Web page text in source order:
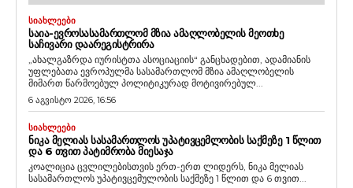
ᲡᲘᲐᲮᲚᲔᲔᲑᲘ
ᲡᲐᲘᲐ-ᲔᲕᲠᲝᲡᲐᲡᲐᲛᲐᲠᲗᲚᲝᲛ ᲛᲖᲘᲐ ᲐᲛᲐᲦᲚᲝᲑᲔᲚᲘᲡ ᲛᲔᲝᲗᲮᲔ
ᲡᲐᲩᲘᲕᲐᲠᲘ ᲓᲐᲐᲠᲔᲒᲘᲡᲢᲠᲘᲠᲐ
„ახალგაზრდა იურისტთა ასოციაციის“ განცხადებით, ადამიანის
უფლებათა ევროპულმა სასამართლომ მზია ამაღლობელის
მიმართ წარმოებულ პოლიტიკურად მოტივირებულ...
6 აგვისტო 2026, 16:56
ᲡᲘᲐᲮᲚᲔᲔᲑᲘ
ᲜᲘᲙᲐ ᲛᲔᲚᲘᲐᲡ ᲡᲐᲡᲐᲛᲐᲠᲗᲚᲝᲡ ᲣᲞᲐᲢᲘᲕᲪᲔᲛᲚᲝᲑᲘᲡ ᲡᲐᲥᲛᲔᲖᲔ 1 ᲬᲚᲘᲗ
ᲓᲐ 6 ᲗᲕᲘᲗ ᲞᲐᲢᲘᲛᲠᲝᲑᲐ ᲛᲘᲔᲡᲐᲯᲐ
კოალიცია ცვლილებისთვის ერთ-ერთ ლიდერს, ნიკა მელიას
სასამართლოს უპატივცემულობის საქმეზე 1 წლით და 6 თვით...